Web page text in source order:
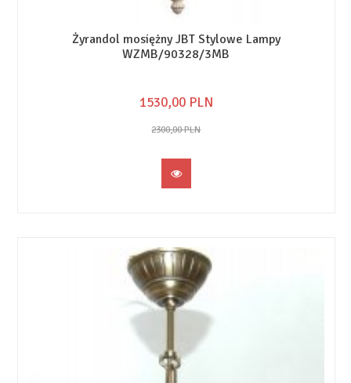
Żyrandol mosiężny JBT Stylowe Lampy
WZMB/90328/3MB
1530,00PLN
2300,00 PLN